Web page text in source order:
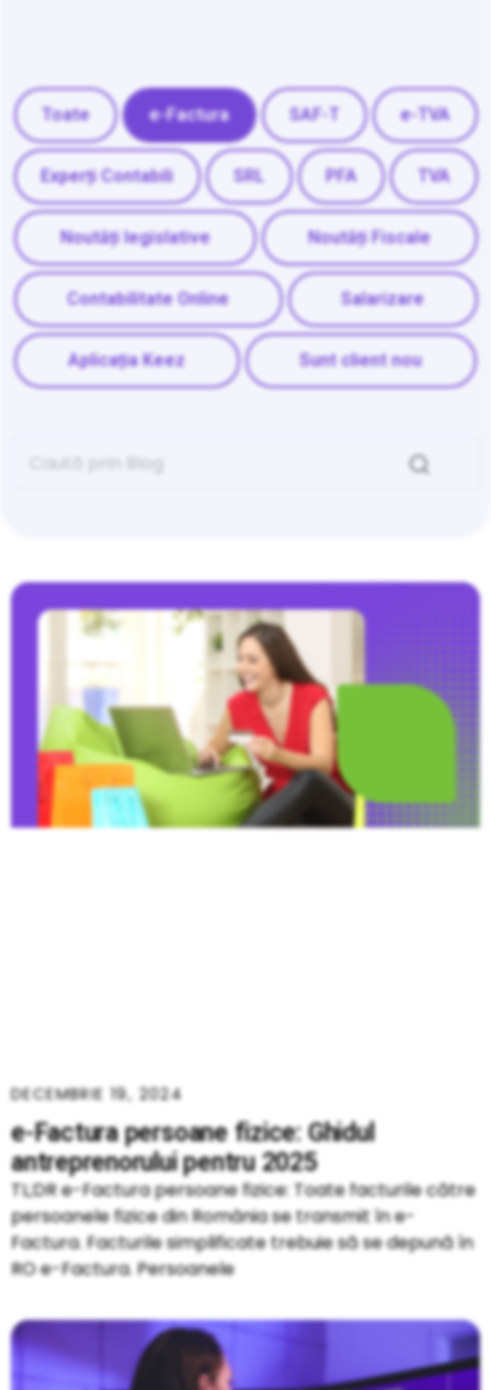
Toate e-Factura SAF-T e-TVA
Experți Contabili SRL PFA TVA
Noutăți legislative Noutăți Fiscale
Contabilitate Online Salarizare
Aplicația Keez Sunt client nou
e-Factura persoane fizice: Ghidul
antreprenorului pentru 2025
DECEMBRIE 19, 2024
TL;DR e-Factura persoane fizice: Toate facturile către
persoanele fizice din România se transmit în e-
Factura. Facturile simplificate trebuie să se depună în
RO e-Factura. Persoanele